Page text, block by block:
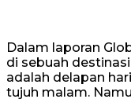
Dalam laporan
di sebuah
adalah delapan
tujuh malam.